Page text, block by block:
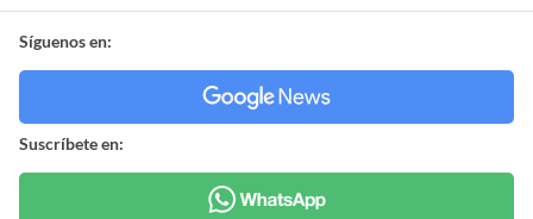
Síguenos en:
Suscríbete en: